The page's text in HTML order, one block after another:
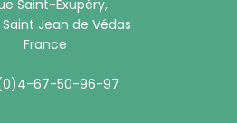
Saint-Exupéry,
Jean de Védas
France
67-50-96-97